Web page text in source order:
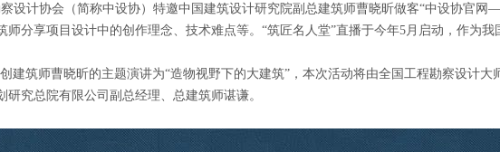
察设计协会（简称中设协）特邀中国建筑设计研究院副总建筑师曹晓昕做客“中设协官
分享项目设计中的创作理念、技术难点等。“筑匠名人堂”直播于今年5月启动，作为
建筑师曹晓昕的主题演讲为“造物视野下的大建筑”，本次活动将由全国工程勘察设计
究总院有限公司副总经理、总建筑师谌谦。